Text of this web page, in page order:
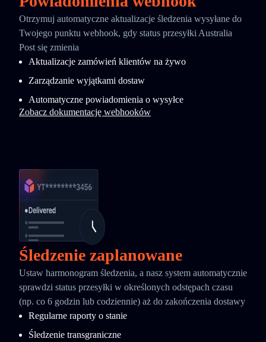
Otrzymuj automatyczne aktualizacje śledzenia wysyłane do
Twojego punktu webhook, gdy status przesyłki Australia
Post się zmienia
Aktualizacje zamówień klientów na żywo
Zarządzanie wyjątkami dostaw
Automatyczne powiadomienia o wysyłce
Zobacz dokumentację webhooków
Śledzenie zaplanowane
Ustaw harmonogram śledzenia, a nasz system automatycznie
sprawdzi status przesyłki w określonych odstępach czasu
(np. co 6 godzin lub codziennie) aż do zakończenia dostawy
Regularne raporty o stanie
Śledzenie transgraniczne